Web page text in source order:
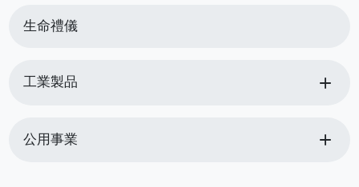
生命禮儀
工業製品 add
公用事業 add